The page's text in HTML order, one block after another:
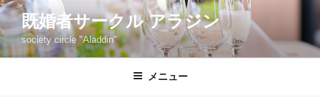
コ
ン
テ
ン
既婚者サークル アラジン
society circle "Aladdin"
メニュー